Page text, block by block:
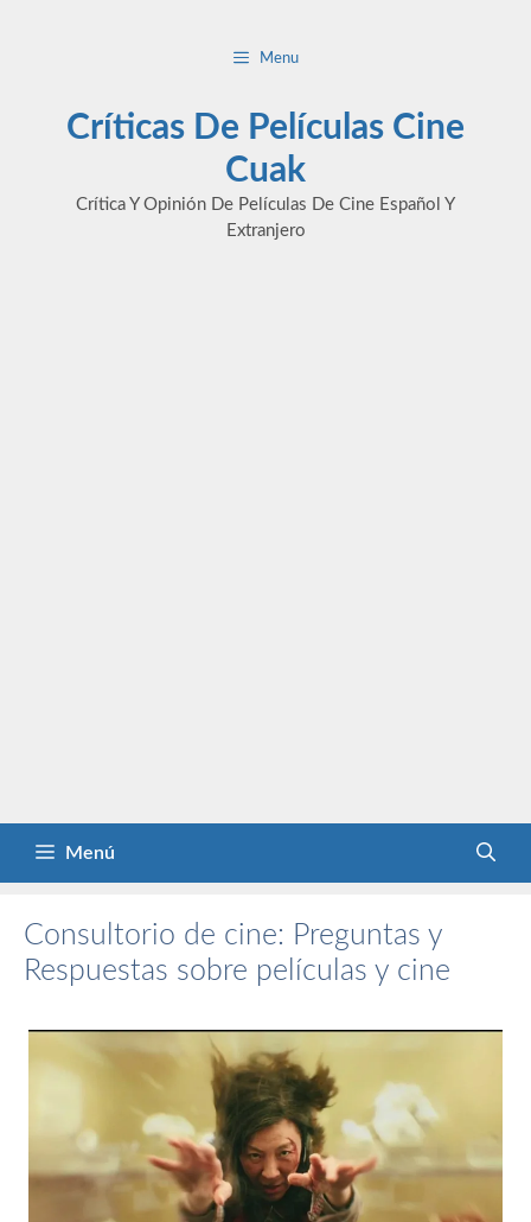
Menu
Críticas De Películas Cine
Cuak
Crítica Y Opinión De Películas De Cine Español Y
Extranjero
Menú
Consultorio de cine: Preguntas y
Respuestas sobre películas y cine